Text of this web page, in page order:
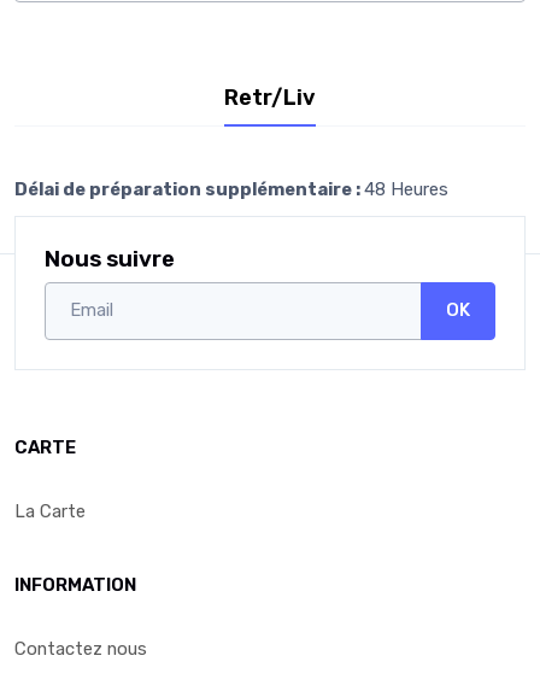
Retr/Liv
Délai de préparation supplémentaire :48 Heures
Nous suivre
OK
CARTE
La Carte
INFORMATION
Contactez nous